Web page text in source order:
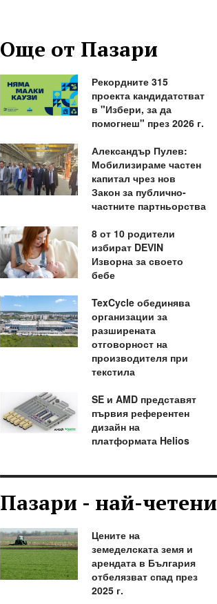
Още от Пазари
Рекордните 315
проекта кандидатстват
в "Избери, за да
помогнеш" през 2026 г.
Александър Пулев:
Мобилизираме частен
капитал чрез нов
Закон за публично-
частните партньорства
8 от 10 родители
избират DEVIN
Изворна за своето
бебе
TexCycle обединява
организации за
разширената
отговорност на
производителя при
текстила
SE и AMD представят
първия референтен
дизайн на
платформата Helios
Пазари - най-четени
Цените на
земеделската земя и
арендата в България
отбелязват спад през
2025 г.